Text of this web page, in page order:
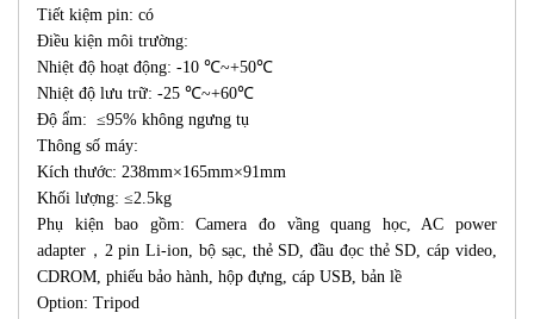
Tiết kiệm pin: có
Điều kiện môi trường:
Nhiệt độ hoạt động: -10 ℃~+50℃
Nhiệt độ lưu trữ: -25 ℃~+60℃
Độ ẩm: ≤95% không ngưng tụ
Thông số máy:
Kích thước: 238mm×165mm×91mm
Khối lượng: ≤2.5kg
Phụ kiện bao gồm: Camera đo vầng quang học, AC power
adapter，2 pin Li-ion, bộ sạc, thẻ SD, đầu đọc thẻ SD, cáp video,
CDROM, phiếu bảo hành, hộp đựng, cáp USB, bản lề
Option: Tripod